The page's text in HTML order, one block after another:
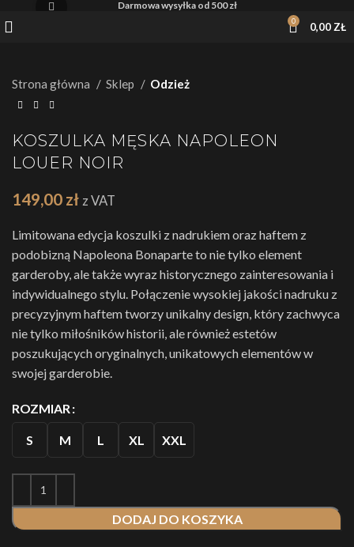
Darmowa wysyłka od 500 zł
0 0,00 ZŁ
Kliknij, żeby powiększyć
Strona główna Sklep Odzież
KOSZULKA MĘSKA NAPOLEON
LOUER NOIR
149,00 zł z VAT
Limitowana edycja koszulki z nadrukiem oraz haftem z
podobizną Napoleona Bonaparte to nie tylko element
garderoby, ale także wyraz historycznego zainteresowania i
indywidualnego stylu. Połączenie wysokiej jakości nadruku z
precyzyjnym haftem tworzy unikalny design, który zachwyca
nie tylko miłośników historii, ale również estetów
poszukujących oryginalnych, unikatowych elementów w
swojej garderobie.
ROZMIAR
S M L XL XXL
DODAJ DO KOSZYKA